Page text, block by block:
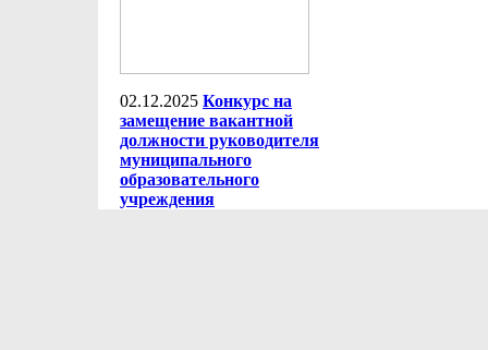
02.12.2025 Конкурс на
замещение вакантной
должности руководителя
муниципального
образовательного
учреждения